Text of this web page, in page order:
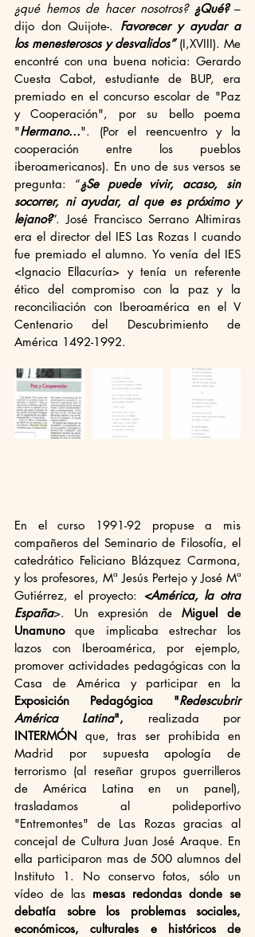
¿qué hemos de hacer nosotros? ¿Qué? –
dijo don Quijote-.
Favorecer y ayudar a
los menesterosos y desvalidos” (I,XVIII). Me
encontré con una buena noticia: Gerardo
Cuesta Cabot, estudiante de BUP, era
premiado en el concurso escolar de "Paz
y Cooperación", por su bello poema
"Hermano...". (Por el reencuentro y la
cooperación entre los pueblos
iberoamericanos). En uno de sus versos se
pregunta: “¿Se puede vivir, acaso, sin
socorrer, ni ayudar, al que es próximo y
lejano?”. José Francisco Serrano Altimiras
era el director del IES Las Rozas I cuando
fue premiado el alumno. Yo venía del IES
<Ignacio Ellacuría> y tenía un referente
ético del compromiso con la paz y la
reconciliación con Iberoamérica en el V
Centenario del Descubrimiento de
América 1492-1992.
En el curso 1991-92 propuse a mis
compañeros del Seminario de Filosofía, el
catedrático Feliciano Blázquez Carmona,
y los profesores, Mª Jesús Pertejo y José Mª
Gutiérrez, el proyecto: <América, la otra
España>. Un expresión de Miguel de
Unamuno que implicaba estrechar los
lazos con Iberoamérica, por ejemplo,
promover actividades pedagógicas con la
Exposición Pedagógica "Redescubrir
América Latina",
INTERMÓN que, tras ser prohibida en
Madrid por supuesta apología de
terrorismo (al reseñar grupos guerrilleros
de América Latina en un panel),
trasladamos al polideportivo
"Entremontes" de Las Rozas gracias al
concejal de Cultura Juan José Araque. En
ella participaron mas de 500 alumnos del
Instituto 1. No conservo fotos, sólo un
vídeo de las mesas redondas donde se
debatía sobre los problemas sociales,
económicos, culturales e históricos de